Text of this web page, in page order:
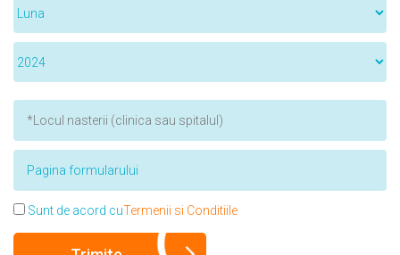
Sunt de acord cuTermenii si Conditiile